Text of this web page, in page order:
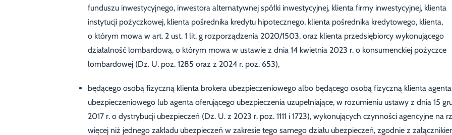
funduszu inwestycyjnego, inwestora alternatywnej spółki inwestycyjnej, klienta firmy inwestycyjnej, klienta
instytucji pożyczkowej, klienta pośrednika kredytu hipotecznego, klienta pośrednika kredytowego, klienta,
o którym mowa w art. 2 ust. 1 lit. g rozporządzenia 2020/1503, oraz klienta przedsiębiorcy wykonującego
działalność lombardową, o którym mowa w ustawie z dnia 14 kwietnia 2023 r. o konsumenckiej pożyczce
lombardowej (Dz. U. poz. 1285 oraz z 2024 r. poz. 653),
będącego osobą fizyczną klienta brokera ubezpieczeniowego albo będącego osobą fizyczną klienta agenta
ubezpieczeniowego lub agenta oferującego ubezpieczenia uzupełniające, w rozumieniu ustawy z dnia 15
2017 r. o dystrybucji ubezpieczeń (Dz. U. z 2023 r. poz. 1111 i 1723), wykonujących czynności agencyjne na
więcej niż jednego zakładu ubezpieczeń w zakresie tego samego działu ubezpieczeń, zgodnie z